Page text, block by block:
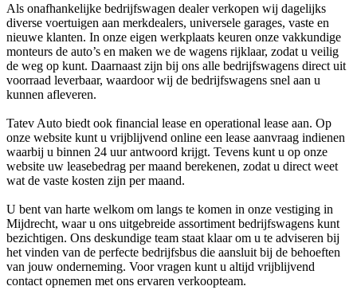
Als onafhankelijke bedrijfswagen dealer verkopen wij dagelijks
diverse voertuigen aan merkdealers, universele garages, vaste en
nieuwe klanten. In onze eigen werkplaats keuren onze vakkundige
monteurs de auto’s en maken we de wagens rijklaar, zodat u veilig
de weg op kunt. Daarnaast zijn bij ons alle bedrijfswagens direct uit
voorraad leverbaar, waardoor wij de bedrijfswagens snel aan u
kunnen afleveren.
Tatev Auto biedt ook financial lease en operational lease aan. Op
onze website kunt u vrijblijvend online een lease aanvraag indienen
waarbij u binnen 24 uur antwoord krijgt. Tevens kunt u op onze
website uw leasebedrag per maand berekenen, zodat u direct weet
wat de vaste kosten zijn per maand.
U bent van harte welkom om langs te komen in onze vestiging in
Mijdrecht, waar u ons uitgebreide assortiment bedrijfswagens kunt
bezichtigen. Ons deskundige team staat klaar om u te adviseren bij
het vinden van de perfecte bedrijfsbus die aansluit bij de behoeften
van jouw onderneming. Voor vragen kunt u altijd vrijblijvend
contact opnemen met ons ervaren verkoopteam.